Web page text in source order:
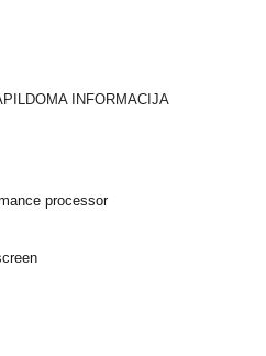
INFORMACIJA
processor